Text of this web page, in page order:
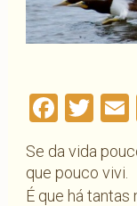
Se da vida
que pouco vivi.
É que há